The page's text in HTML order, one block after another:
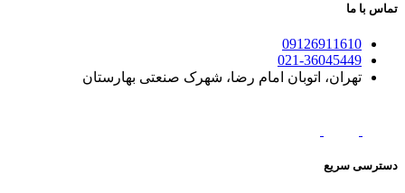
تماس با ما
09126911610
021-36045449
تهران، اتوبان امام رضا، شهرک صنعتی بهارستان
دسترسی سریع